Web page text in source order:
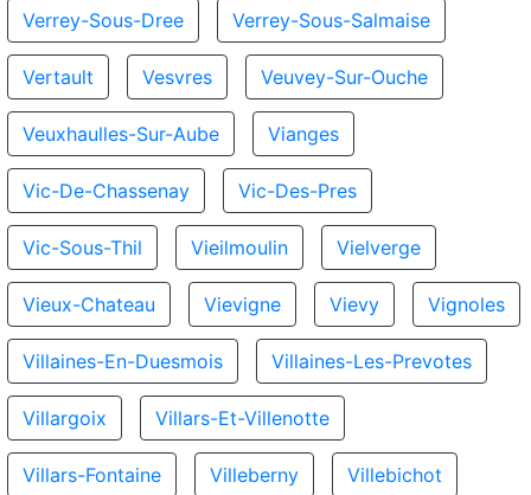
Verrey-Sous-Dree Verrey-Sous-Salmaise
Vertault Vesvres Veuvey-Sur-Ouche
Veuxhaulles-Sur-Aube Vianges
Vic-De-Chassenay Vic-Des-Pres
Vic-Sous-Thil Vieilmoulin Vielverge
Vieux-Chateau Vievigne Vievy Vignoles
Villaines-En-Duesmois Villaines-Les-Prevotes
Villargoix Villars-Et-Villenotte
Villars-Fontaine Villeberny Villebichot